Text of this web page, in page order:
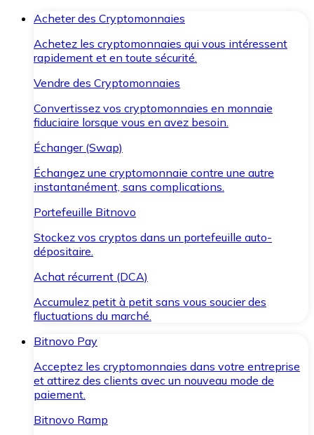
Acheter des Cryptomonnaies
Achetez les cryptomonnaies qui vous intéressent
rapidement et en toute sécurité.
Vendre des Cryptomonnaies
Convertissez vos cryptomonnaies en monnaie
fiduciaire lorsque vous en avez besoin.
Échanger (Swap)
Échangez une cryptomonnaie contre une autre
instantanément, sans complications.
Portefeuille Bitnovo
Stockez vos cryptos dans un portefeuille auto-
dépositaire.
Achat récurrent (DCA)
Accumulez petit à petit sans vous soucier des
fluctuations du marché.
Bitnovo Pay
Acceptez les cryptomonnaies dans votre entreprise
et attirez des clients avec un nouveau mode de
paiement.
Bitnovo Ramp